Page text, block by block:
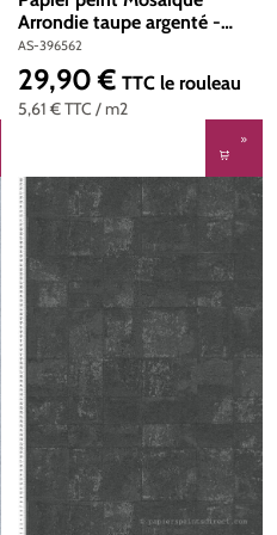
Arrondie taupe argenté -
Stories of Life d'A.S. Création
| Réf. AS-396562
AS-396562
5,61 €TTC / m2
Prix régulier :
29,90 € TTC le rouleau